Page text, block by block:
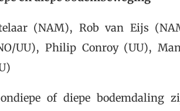
(NAM), Rob van Eijs
UU), Philip Conroy (UU),
of diepe bodemdaling